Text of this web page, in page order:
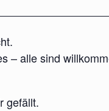
– alle sind
gefällt.